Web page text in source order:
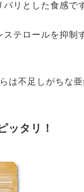
パリとした食感で
テロールを抑制
は不足しがちな
ッタリ！